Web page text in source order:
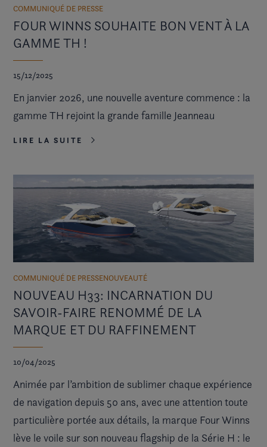
COMMUNIQUÉ DE PRESSE
FOUR WINNS SOUHAITE BON VENT À LA
GAMME TH !
15/12/2025
En janvier 2026, une nouvelle aventure commence : la
gamme TH rejoint la grande famille Jeanneau
LIRE LA SUITE
COMMUNIQUÉ DE PRESSENOUVEAUTÉ
NOUVEAU H33: INCARNATION DU
SAVOIR-FAIRE RENOMMÉ DE LA
MARQUE ET DU RAFFINEMENT
10/04/2025
Animée par l’ambition de sublimer chaque expérience
de navigation depuis 50 ans, avec une attention toute
particulière portée aux détails, la marque Four Winns
lève le voile sur son nouveau flagship de la Série H : le